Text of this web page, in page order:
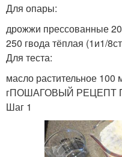
Для опары:
дрожжи прессованные 20
250 гвода тёплая (1и1/
Для теста:
масло растительное 100
гПОШАГОВЫЙ РЕЦЕПТ
Шаг 1